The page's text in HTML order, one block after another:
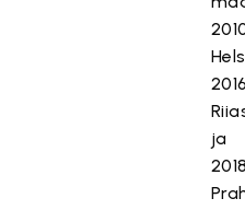
2016
ja
2018